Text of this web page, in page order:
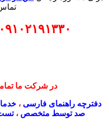
۰۹۱۰۲۱۹۱۳۳۰
در شرکت ما
دفترچه راهنمای فارسی ،
صد توسط متخصص ،